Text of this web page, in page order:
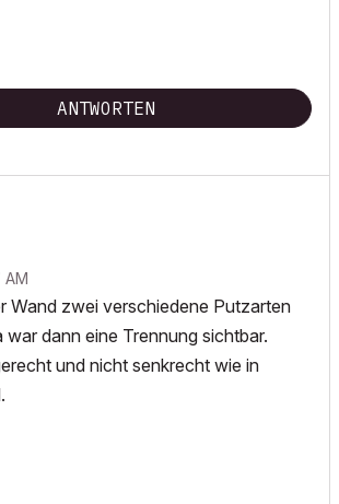
ANTWORTEN
AM
Wand zwei verschiedene Putzarten
war dann eine Trennung sichtbar.
und nicht senkrecht wie in